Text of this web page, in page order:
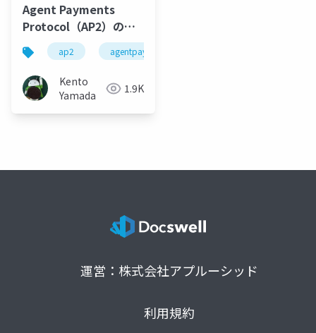
Agent Payments
Protocol（AP2）の解
説
ap2 agentpaymentsprotocol
Kento
Yamada
1.9K
運営：株式会社アプルーシッド
利用規約